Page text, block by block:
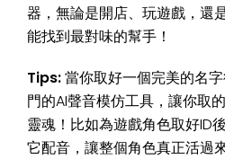
器，無論是開店、玩遊戲，還
能找到最對味的幫手！
Tips:當你取好一個完美的名
門的AI聲音模仿工具，讓你取
靈魂！比如為遊戲角色取好ID
它配音，讓整個角色真正活過